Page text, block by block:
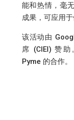
能和热情，毫
成果，可应用于
该活动由
席 (CIEI) 赞
Pyme 的合作。